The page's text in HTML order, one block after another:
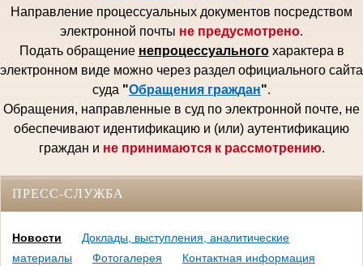
Направление процессуальных документов посредством
электронной почты не предусмотрено.
Подать обращение непроцессуальногохарактера в
электронном виде можно через раздел официального сайта
суда "Обращения граждан".
Обращения, направленные в суд по электронной почте, не
обеспечивают идентификацию и (или) аутентификацию
граждан и не принимаются к рассмотрению.
ПРЕСС-СЛУЖБА
Новости
Доклады, выступления, аналитические
материалы
Фотогалерея Контактная информация